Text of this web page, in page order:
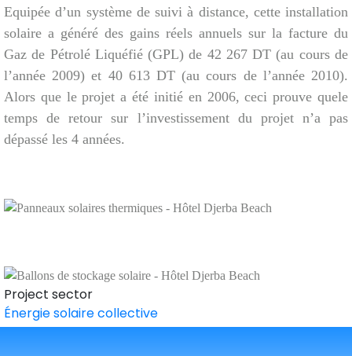
Equipée d’un système de suivi à distance, cette installation
solaire a généré des gains réels annuels sur la facture du
Gaz de Pétrolé Liquéfié (GPL) de 42 267 DT (au cours de
l’année 2009) et 40 613 DT (au cours de l’année 2010).
Alors que le projet a été initié en 2006, ceci prouve quele
temps de retour sur l’investissement du projet n’a pas
dépassé les 4 années.
Project sector
Énergie solaire collective